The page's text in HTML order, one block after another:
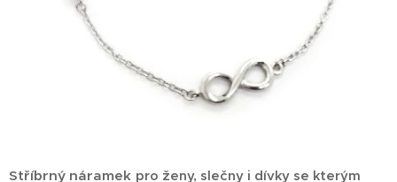
Stříbrný náramek pro ženy, slečny i dívky se kterým